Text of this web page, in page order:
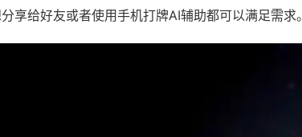
享给好友或者使用手机打牌AI辅助都可以满足需求。